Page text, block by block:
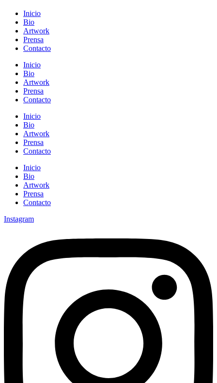
Inicio
Bio
Artwork
Prensa
Contacto
Inicio
Bio
Artwork
Prensa
Contacto
Inicio
Bio
Artwork
Prensa
Contacto
Inicio
Bio
Artwork
Prensa
Contacto
Instagram